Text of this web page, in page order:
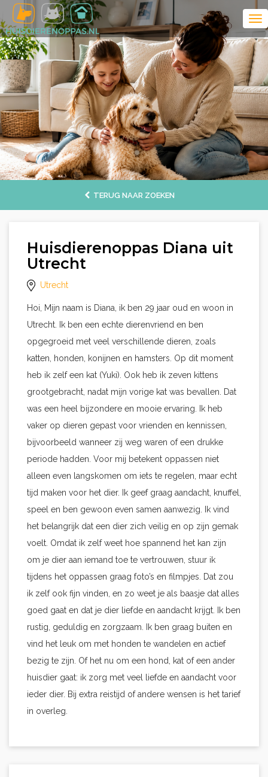
TERUG NAAR ZOEKEN
Huisdierenoppas Diana uit
Utrecht
Utrecht
Hoi, Mijn naam is Diana, ik ben 29 jaar oud en woon in
Utrecht. Ik ben een echte dierenvriend en ben
opgegroeid met veel verschillende dieren, zoals
katten, honden, konijnen en hamsters. Op dit moment
heb ik zelf een kat (Yuki). Ook heb ik zeven kittens
grootgebracht, nadat mijn vorige kat was bevallen. Dat
was een heel bijzondere en mooie ervaring. Ik heb
vaker op dieren gepast voor vrienden en kennissen,
bijvoorbeeld wanneer zij weg waren of een drukke
periode hadden. Voor mij betekent oppassen niet
alleen even langskomen om iets te regelen, maar echt
tijd maken voor het dier. Ik geef graag aandacht, knuffel,
speel en ben gewoon even samen aanwezig. Ik vind
het belangrijk dat een dier zich veilig en op zijn gemak
voelt. Omdat ik zelf weet hoe spannend het kan zijn
om je dier aan iemand toe te vertrouwen, stuur ik
tijdens het oppassen graag foto’s en filmpjes. Dat zou
ik zelf ook fijn vinden, en zo weet je als baasje dat alles
goed gaat en dat je dier liefde en aandacht krijgt. Ik ben
rustig, geduldig en zorgzaam. Ik ben graag buiten en
vind het leuk om met honden te wandelen en actief
bezig te zijn. Of het nu om een hond, kat of een ander
huisdier gaat: ik zorg met veel liefde en aandacht voor
ieder dier. Bij extra reistijd of andere wensen is het tarief
in overleg.